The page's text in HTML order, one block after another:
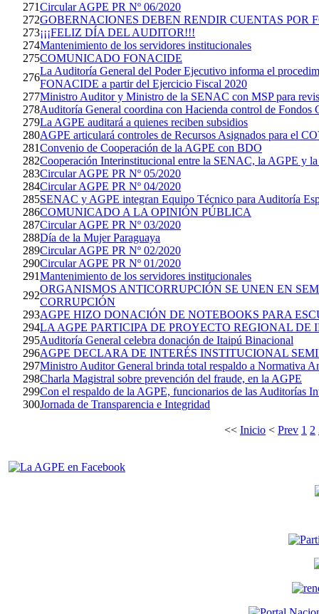
271Circular AGPE PR Nº 06/2020
272GOBERNACIONES DEBEN RENDIR CUENTAS POR
273¡¡¡FELIZ DÍA DEL AUDITOR!!!
274Mantenimiento de los servidores institucionales
275COMUNICADO FONACIDE
276
La Auditoría General del Poder Ejecutivo informa el
FONACIDE a partir del Ejercicio Fiscal 2020
277Ministro Auditor y Ministro de la SENAC con MSP para
278Auditoría General coordina con Hacienda control de Fondos
279La AGPE auditará a quienes reciben subsidios
280AGPE articulará controles de Recursos Asignados para el
281Convenio de Cooperación de la AGPE con BDO
282Cooperación Interinstitucional entre la SENAC, la AGPE y
283Circular AGPE PR Nº 05/2020
284Circular AGPE PR Nº 04/2020
285SENAC y AGPE integran Equipo Técnico para Auditoría
286COMUNICADO A LA OPINIÓN PÚBLICA
287Circular AGPE PR Nº 03/2020
288Día de la Mujer Paraguaya
289Circular AGPE PR Nº 02/2020
290Circular AGPE PR Nº 01/2020
291Mantenimiento de los servidores institucionales
292
ORGANISMOS ANTICORRUPCIÓN SE UNEN EN
CORRUPCIÓN
293AGPE HIZO DONACIÓN DE NOTEBOOKS PARA
294LA AGPE PARTICIPA DE PROYECTO REGIONAL DE
295Auditoría General celebra donación de Itaipú Binacional
296AGPE DECLARA DE INTERÉS INSTITUCIONAL
297Ministro Auditor General brinda total respaldo a Normativa
298Charla Magistral sobre prevención del fraude, en la AGPE
299Con el respaldo de la AGPE, funcionarios de las Auditorías
300Jornada de Transparencia e Integridad
<< Inicio < Prev 1 2